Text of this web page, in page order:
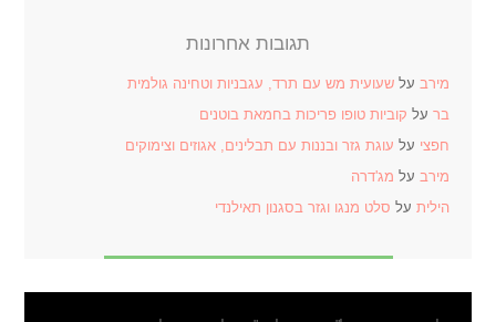
תגובות אחרונות
מירב עלשעועית מש עם תרד, עגבניות וטחינה גולמית
בר על קוביות טופו פריכות בחמאת בוטנים
חפצי על עוגת גזר ובננות עם תבלינים, אגוזים וצימוקים
מירב על מג'דרה
הילית על סלט מנגו וגזר בסגנון תאילנדי